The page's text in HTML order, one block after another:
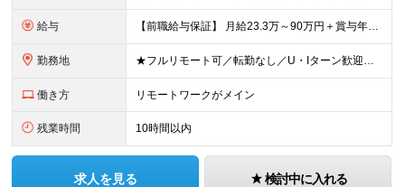
給与 【前職給与保証】 月給23.3万～90万円＋賞与年2回＋インセンティブ ★年収1000万円以上の実績あり！ ※上記月給には月20～30時間分（2万9,300円～21万7,900円）の固定残業代を含み
勤務地 ★フルリモート可／転勤なし／U・Iターン歓迎★ ◎勤務地は相談の上、ご自宅近くに調整します！ 【勤務地】 本社、または東京／埼玉／千葉／神奈川／愛知／仙台のクライアント先 ◎完全在宅（フルリモート）
働き方 リモートワークがメイン
残業時間 10時間以内
求人を見る 検討中に入れる